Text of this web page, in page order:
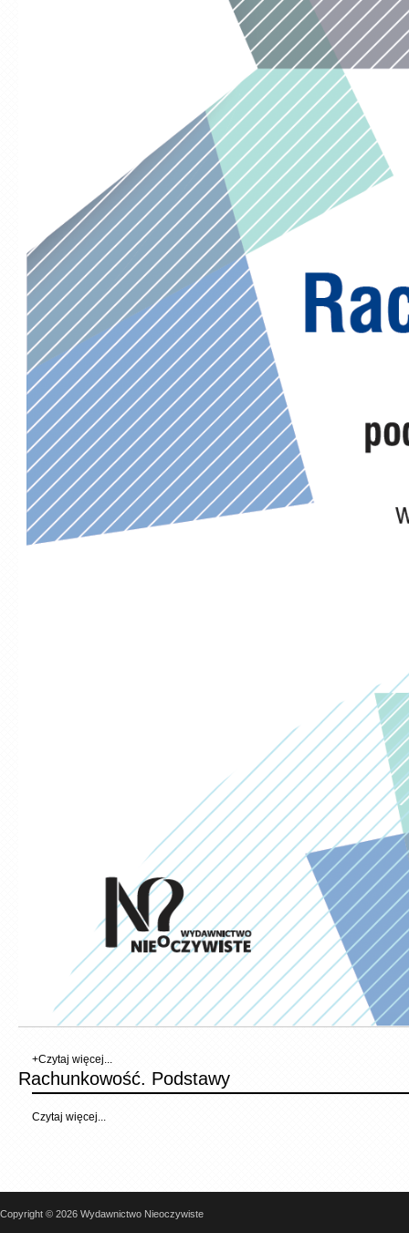
+Czytaj więcej...
Rachunkowość. Podstawy
Czytaj więcej...
Copyright © 2026 Wydawnictwo Nieoczywiste